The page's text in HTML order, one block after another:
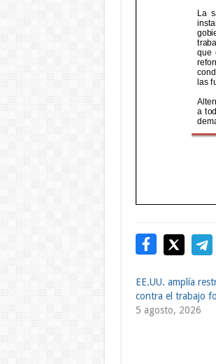
EE.UU. amplía
contra el trabajo
5 agosto, 2026